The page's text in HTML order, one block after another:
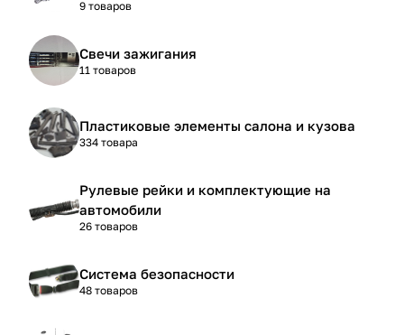
9 товаров
Свечи зажигания
11 товаров
Пластиковые элементы салона и кузова
334 товара
Рулевые рейки и комплектующие на
автомобили
26 товаров
Система безопасности
48 товаров